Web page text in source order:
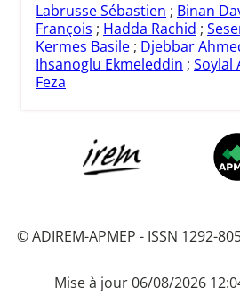
Labrusse Sébastien ; Binan
François ; Hadda Rachid ;
Kermes Basile ; Djebbar
Ihsanoglu Ekmeleddin ; Soylal
Feza
© ADIREM-APMEP - ISSN 1292-
Mise à jour 06/08/2026